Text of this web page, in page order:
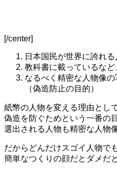
[/center]
日本国民が世界に誇れる
教科書に載っているな
なるべく精密な人物像
（偽造防止の目的）
紙幣の人物を変える理由として
偽造を防ぐためという一番の
選出される人物も精密な人物
だからどんだけスゴイ人物でも
簡単なつくりの顔だとダメだ